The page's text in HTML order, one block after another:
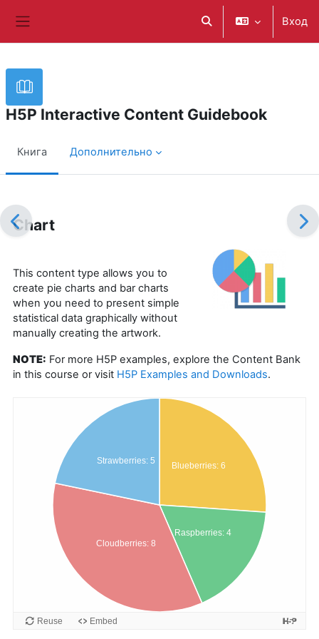
Изменить данныеВход
H5P Interactive Content Guidebook
Книга Дополнительно
Chart
This content type allows you to
create pie charts and bar charts
when you need to present simple
statistical data graphically without
manually creating the artwork.
NOTE: For more H5P examples, explore the Content Bank
in this course or visit H5P Examples and Downloads.